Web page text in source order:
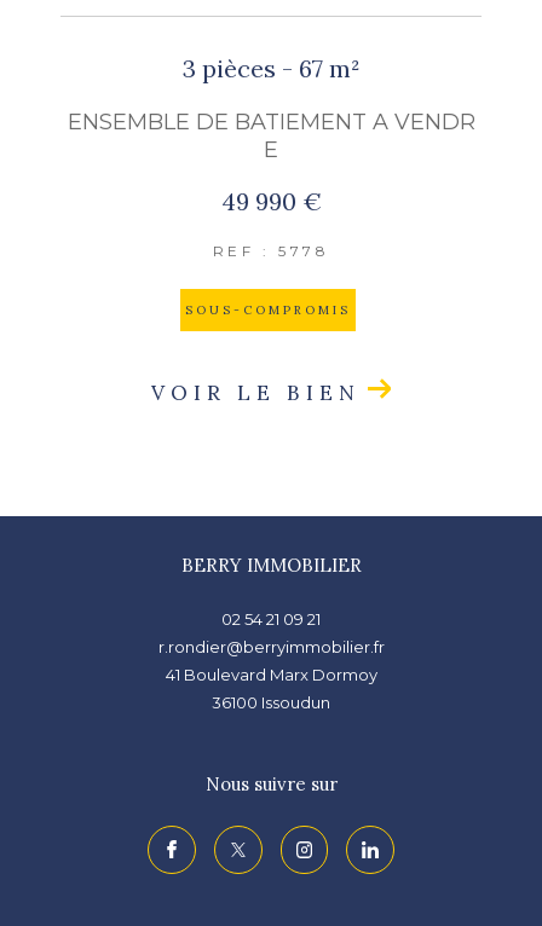
3 pièces - 67 m²
ENSEMBLE DE BATIEMENT A VENDR
E
49 990 €
REF : 5778
SOUS-COMPROMIS
VOIR LE BIEN
BERRY IMMOBILIER
02 54 21 09 21
r.rondier@berryimmobilier.fr
41 Boulevard Marx Dormoy
36100 issoudun
Nous suivre sur